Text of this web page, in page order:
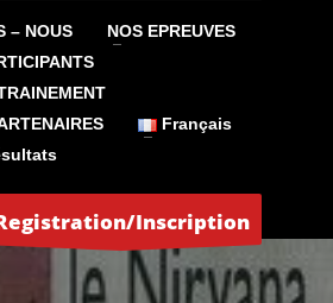
– NOUS
NOS EPREUVES
Français
Inscription